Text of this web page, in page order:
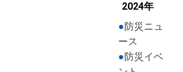
2024年
防災ニュ
ース
防災イベ